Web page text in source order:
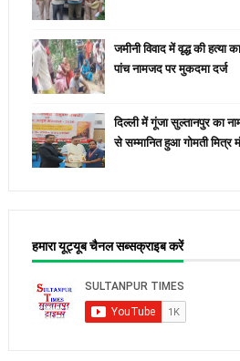
जमीनी विवाद में वृद्ध की
पांच नामजद पर मुकदमा दर्ज
दिल्ली में गूंजा सुल्तानपुर का
से सम्मानित हुआ गोमती मित्र
हमारा यूट्यूब चैनल सब्सक्राइब करें